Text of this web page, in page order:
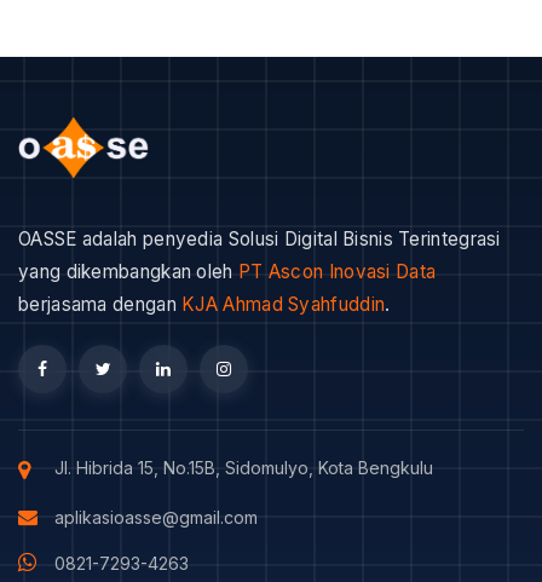
OASSE adalah penyedia Solusi Digital Bisnis Terintegrasi
yang dikembangkan oleh PT Ascon Inovasi Data
berjasama dengan KJA Ahmad Syahfuddin.
Jl. Hibrida 15, No.15B, Sidomulyo, Kota Bengkulu
aplikasioasse@gmail.com
0821-7293-4263